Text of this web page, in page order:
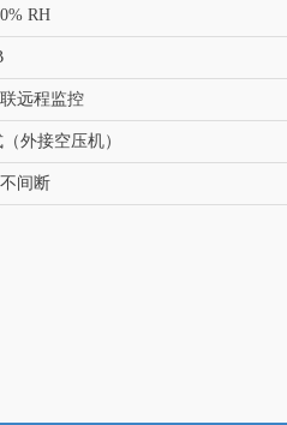
RH
远程监控
外接空压机）
间断